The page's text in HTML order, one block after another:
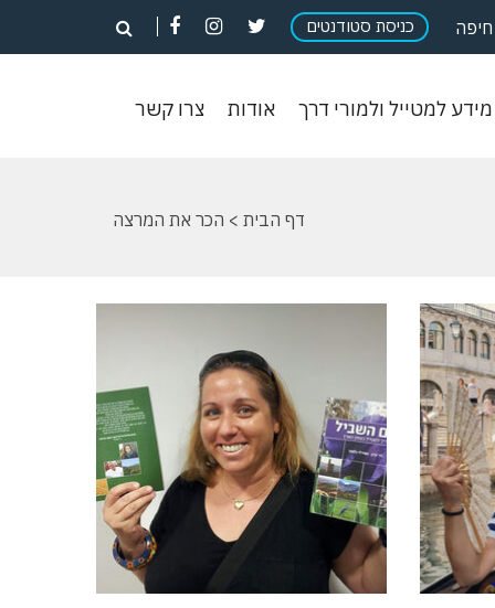
פתח
חיפוש
כניסת סטודנטים פתחפתח
חיפוש
פתח
חיפוש
חיפה
מידע למטייל ולמורי דרךמידעאודות אודות
צרו קשרצרו
דף הבית > הכר את המרצה